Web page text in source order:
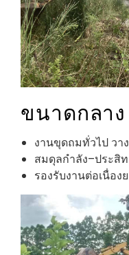
ขนาดกลาง
งานขุดถมทั่วไป วา
สมดุลกำลัง–ประสิ
รองรับงานต่อเนื่อง